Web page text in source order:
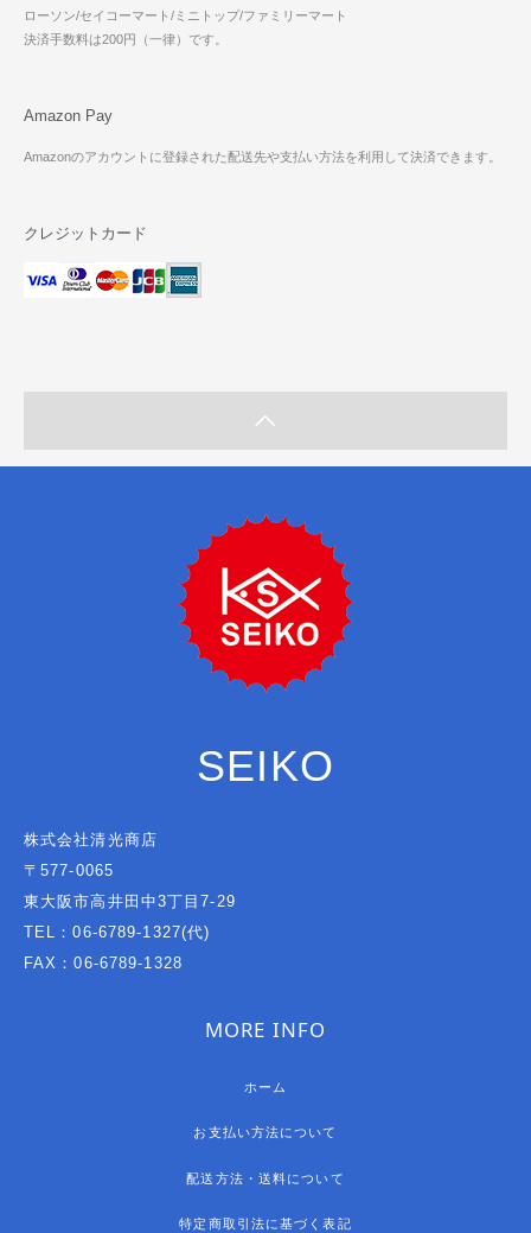
ローソン/セイコーマート/ミニトップ/ファミリーマート
決済手数料は200円（一律）です。
Amazon Pay
Amazonのアカウントに登録された配送先や支払い方法を利用して決済できます。
クレジットカード
SEIKO
株式会社清光商店
〒577-0065
東大阪市高井田中3丁目7-29
TEL：06-6789-1327(代)
FAX：06-6789-1328
MORE INFO
ホーム
お支払い方法について
配送方法・送料について
特定商取引法に基づく表記